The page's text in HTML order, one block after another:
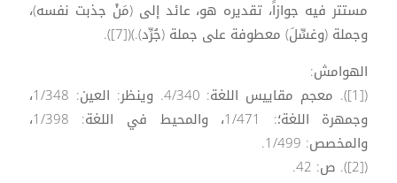
مستتر فيه جوازاً، تقديره هو، عائد إلى (مَنْ جذبت نفسه)،
وجملة (وغسِّلَ) معطوفة على جملة (جُرِّد).)([7]).
الهوامش:
([1]). معجم مقاييس اللغة: 4/340. وينظر: العين: 1/348،
وجمهرة اللغة؛: 1/471، والمحيط في اللغة: 1/398،
والمخصص: 1/499.
([2]). ص: 42.